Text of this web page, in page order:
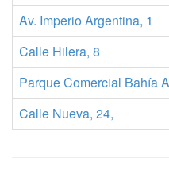
Av. Imperio Argentina, 1
Calle Hilera, 8
Parque Comercial Bahía
Calle Nueva, 24,